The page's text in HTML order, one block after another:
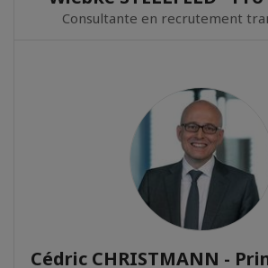
Consultante en recrutement
Cédric CHRISTMANN -